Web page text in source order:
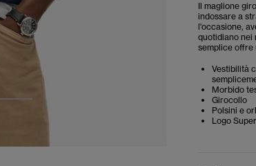
Il maglione
indossare a
l'occasione,
quotidiano nei
semplice offre
Vestibilità
Morbido
Girocollo
Polsini e
Logo